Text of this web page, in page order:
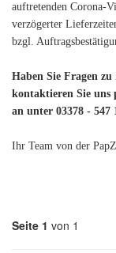
auftretenden Corona-
verzögerter
bzgl.
Haben Sie Fragen
kontaktieren Sie uns
an unter 03378 - 547
Ihr Team von der
Seite 1 von 1